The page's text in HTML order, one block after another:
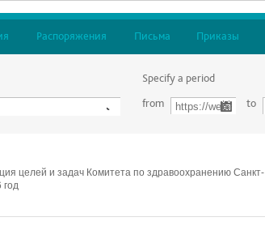
Распоряжения Письма Приказы
Specify a period
from
to
целей и задач Комитета по здравоохранению Санкт-
год